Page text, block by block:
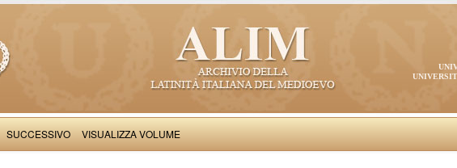
SUCCESSIVO VISUALIZZA VOLUME